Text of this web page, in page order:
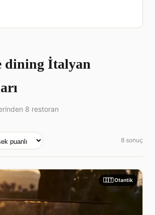
dining İtalyan
8 restoran
8 sonuç
🇮🇹 Otantik